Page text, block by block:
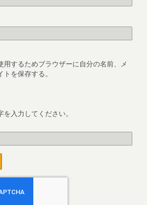
用するためブラウザーに自分の名前、メ
を保存する。
入力してください。